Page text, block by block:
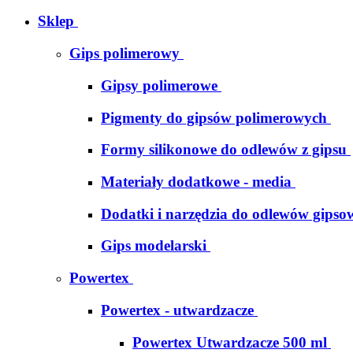
Sklep
Gips polimerowy
Gipsy polimerowe
Pigmenty do gipsów polimerowych
Formy silikonowe do odlewów z gipsu
Materiały dodatkowe - media
Dodatki i narzędzia do odlewów
Gips modelarski
Powertex
Powertex - utwardzacze
Powertex Utwardzacze 500 ml